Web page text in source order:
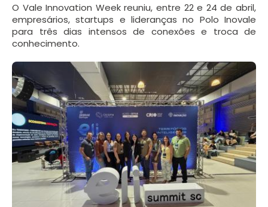
O Vale Innovation Week reuniu, entre 22 e 24 de abril,
empresários, startups e lideranças no Polo Inovale
para três dias intensos de conexões e troca de
conhecimento.